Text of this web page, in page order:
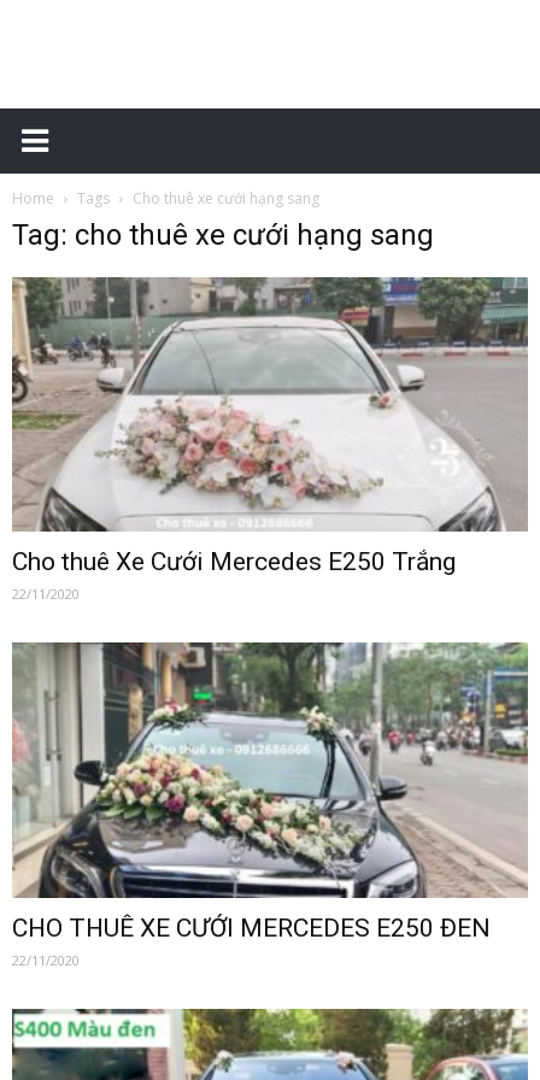
Đặt
sân
bay
0912686666
|
Dat
Home Tags Cho thuê xe cưới hạng sang
Tag: cho thuê xe cưới hạng sang
Cho thuê Xe Cưới Mercedes E250 Trắng
22/11/2020
CHO THUÊ XE CƯỚI MERCEDES E250 ĐEN
22/11/2020